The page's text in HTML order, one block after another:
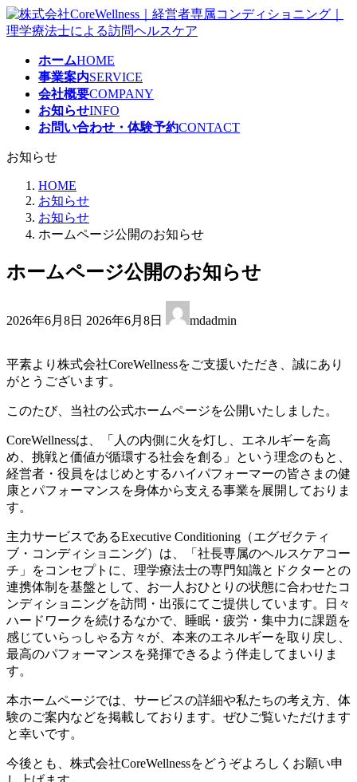
コ
ン
プ
ナ
ビ
動
ホームHOME
事業案内SERVICE
会社概要COMPANY
お知らせINFO
お問い合わせ・体験予約CONTACT
お知らせ
HOME
お知らせ
お知らせ
ホームページ公開のお知らせ
ホームページ公開のお知らせ
2026年6月8日 終
新
日
時
:
2026年6月8日 mdadmin
平素より株式会社CoreWellnessをご支援いただき、誠にあり
がとうございます。
このたび、当社の公式ホームページを公開いたしました。
CoreWellnessは、「人の内側に火を灯し、エネルギーを高
め、挑戦と価値が循環する社会を創る」という理念のもと、
経営者・役員をはじめとするハイパフォーマーの皆さまの健
康とパフォーマンスを身体から支える事業を展開しておりま
す。
主力サービスであるExecutive Conditioning（エグゼクティ
ブ・コンディショニング）は、「社長専属のヘルスケアコー
チ」をコンセプトに、理学療法士の専門知識とドクターとの
連携体制を基盤として、お一人おひとりの状態に合わせたコ
ンディショニングを訪問・出張にてご提供しています。日々
ハードワークを続けるなかで、睡眠・疲労・集中力に課題を
感じていらっしゃる方々が、本来のエネルギーを取り戻し、
最高のパフォーマンスを発揮できるよう伴走してまいりま
す。
本ホームページでは、サービスの詳細や私たちの考え方、体
験のご案内などを掲載しております。ぜひご覧いただけます
と幸いです。
今後とも、株式会社CoreWellnessをどうぞよろしくお願い申